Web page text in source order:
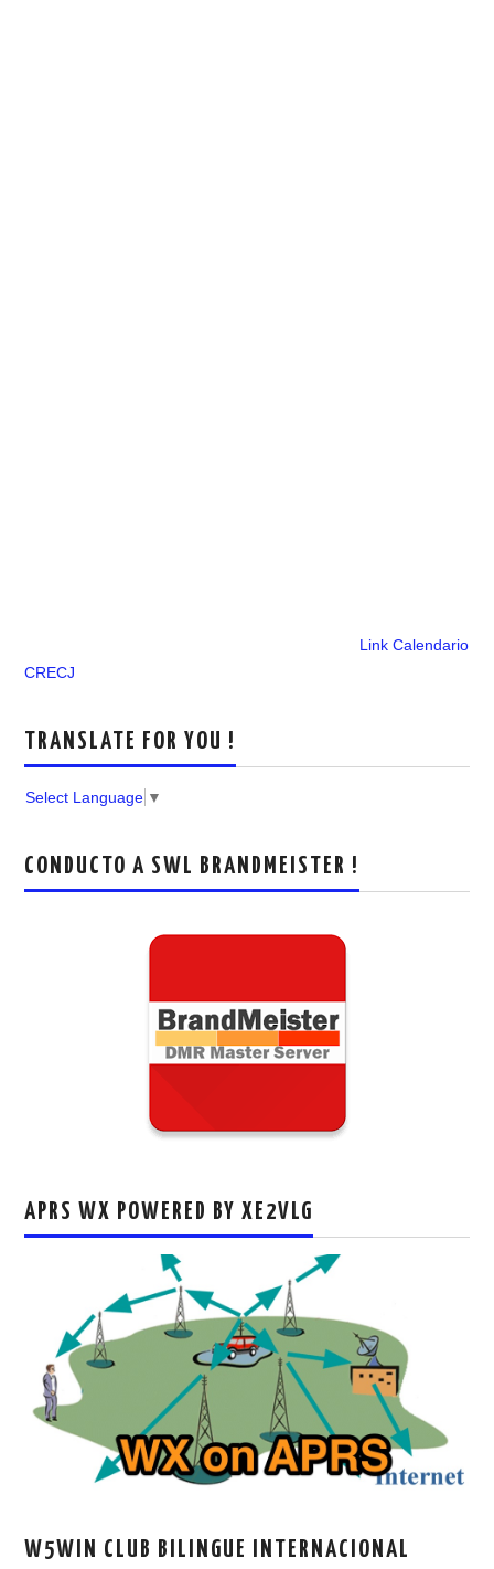
Link Calendario
CRECJ
TRANSLATE FOR YOU !
Select Language ▼
CONDUCTO A SWL BRANDMEISTER !
APRS WX POWERED BY XE2VLG
W5WIN CLUB BILINGUE INTERNACIONAL